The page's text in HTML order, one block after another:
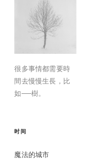
很多事情都需要時
間去慢慢生長，比
如──樹。
时间
魔法的城市